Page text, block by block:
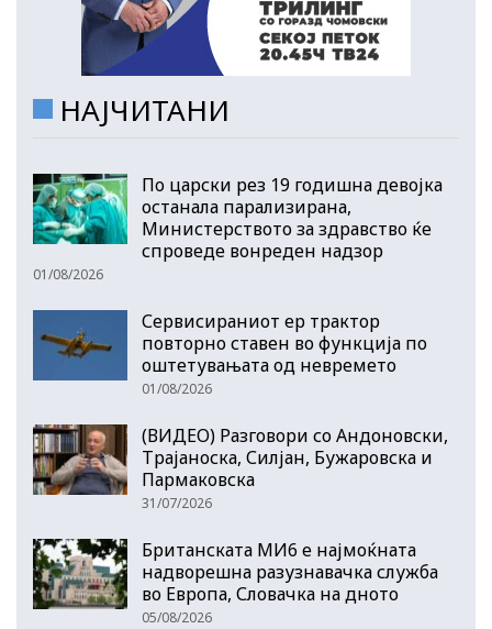
НАЈЧИТАНИ
По царски рез 19 годишна девојка
останала парализирана,
Министерството за здравство ќе
спроведе вонреден надзор
01/08/2026
Сервисираниот ер трактор
повторно ставен во функција по
оштетувањата од невремето
01/08/2026
(ВИДЕО) Разговори со Андоновски,
Трајаноска, Силјан, Бужаровска и
Пармаковска
31/07/2026
Британската МИ6 е најмоќната
надворешна разузнавачка служба
во Европа, Словачка на дното
05/08/2026